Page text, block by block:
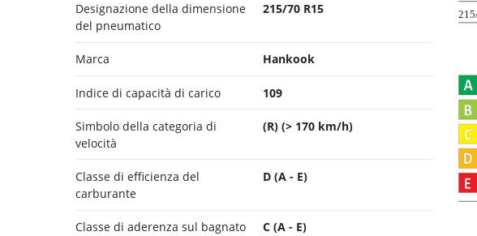
Designazione della dimensione
del pneumatico
215/70 R15
Marca Hankook
Indice di capacità di carico 109
Simbolo della categoria di
velocità
(R) (> 170 km/h)
Classe di efficienza del
carburante
D (A - E)
Classe di aderenza sul bagnato C (A - E)